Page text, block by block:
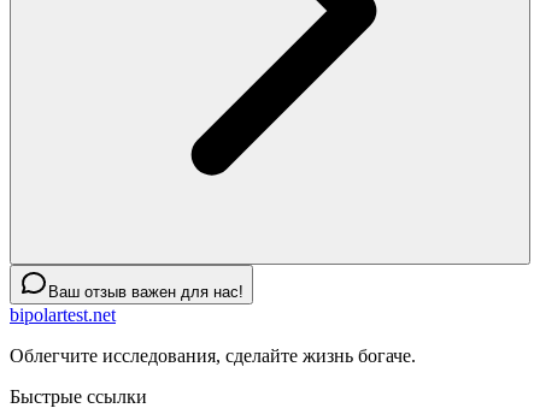
Ваш отзыв важен для нас!
bipolartest.net
Облегчите исследования, сделайте жизнь богаче.
Быстрые ссылки